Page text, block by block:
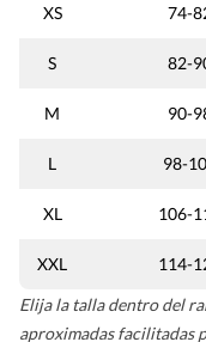
XS 74-
S 82-
M 90-
L 98-
XL 106-
XXL 114-
Elija la talla dentro del
aproximadas facilitadas